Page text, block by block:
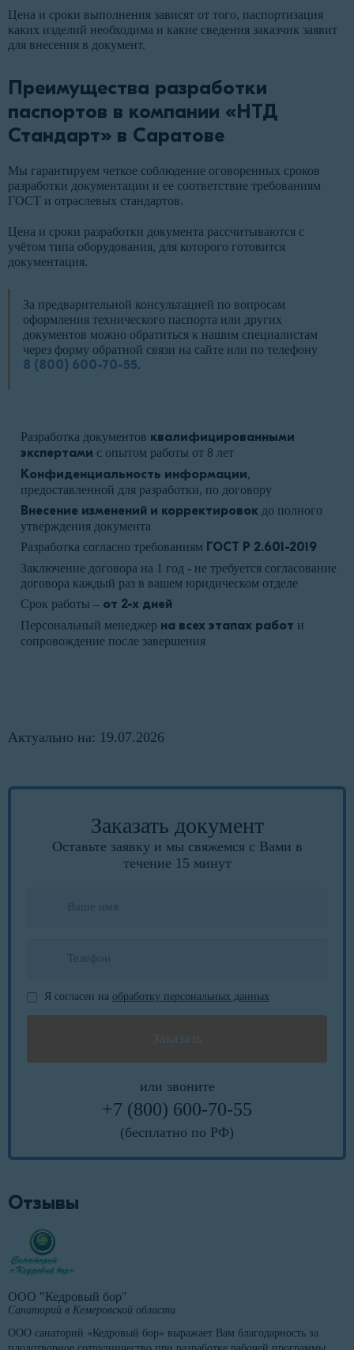
Цена и сроки выполнения зависят от того, паспортизация
каких изделий необходима и какие сведения заказчик заявит
для внесения в документ.
Преимущества разработки
паспортов в компании «НТД
Стандарт» в Саратове
Мы гарантируем четкое соблюдение оговоренных сроков
разработки документации и ее соответствие требованиям
ГОСТ и отраслевых стандартов.
Цена и сроки разработки документа рассчитываются с
учётом типа оборудования, для которого готовится
документация.
За предварительной консультацией по вопросам
оформления технического паспорта или других
документов можно обратиться к нашим специалистам
через форму обратной связи на сайте или по телефону
8 (800) 600-70-55.
Разработка документов квалифицированными
экспертами с опытом работы от 8 лет
Конфиденциальность информации,
предоставленной для разработки, по договору
Внесение изменений и корректировок до полного
утверждения документа
Разработка согласно требованиям ГОСТ Р 2.601-2019
Заключение договора на 1 год - не требуется согласование
договора каждый раз в вашем юридическом отделе
Срок работы – от 2-х дней
Персональный менеджер на всех этапах работ и
сопровождение после завершения
Актуально на: 19.07.2026
Заказать документ
Оставьте заявку и мы свяжемся с Вами в
течение 15 минут
Я согласен на обработку персональных данных
или звоните
+7 (800) 600-70-55
(бесплатно по РФ)
Отзывы
ООО "Кедровый бор"
Санаторий в Кемеровской области
ООО санаторий «Кедровый бор» выражает Вам благодарность за